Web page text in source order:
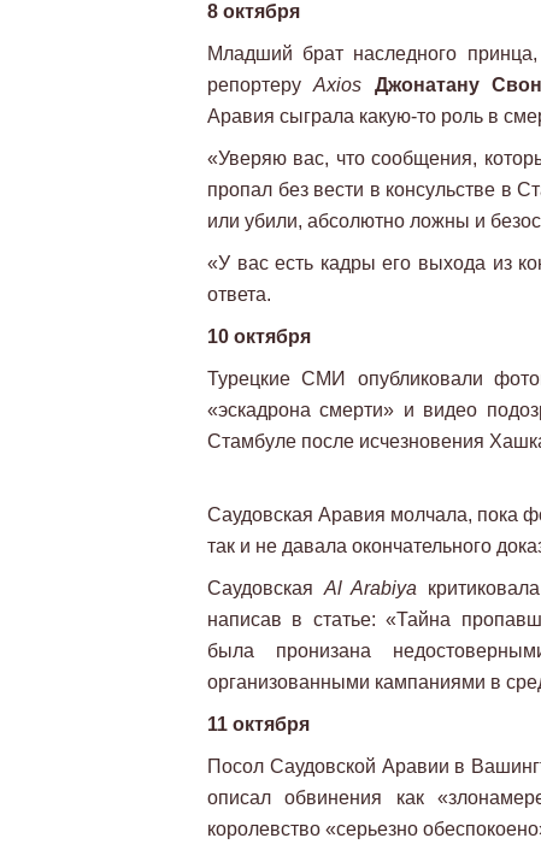
8 октября
Младший брат наследного
репортеруAxios Джонатану
Аравия сыграла какую-то роль в
«Уверяю вас, что сообщения,
пропал без вести в консульстве в
или убили, абсолютно ложны и
«У вас есть кадры его выхода из
ответа.
10 октября
Турецкие СМИ опубликовали
«эскадрона смерти» и видео
Стамбуле после исчезновения
Саудовская Аравия молчала, пока
так и не давала окончательного
Саудовская Al Arabiya
написав в статье: «Тайна
была пронизана
организованными кампаниями в
11 октября
Посол Саудовской Аравии в
описал обвинения как
королевство «серьезно